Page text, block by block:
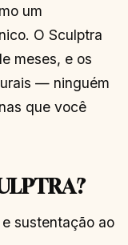
um
O Sculptra
meses, e os
— ninguém
que você
sustentação ao